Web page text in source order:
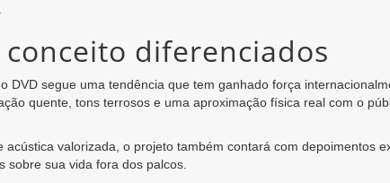
conceito diferenciados
DVD segue uma tendência que tem ganhado força
quente, tons terrosos e uma aproximação física real com o
acústica valorizada, o projeto também contará com depoimentos
sobre sua vida fora dos palcos.